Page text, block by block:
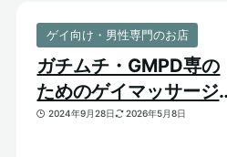
ゲイ向け・男性専門のお店
ガチムチ・GMPD専の
ためのゲイマッサージ
【太め・熊系のおすすめ
2024年9月28日 2026年5月8日